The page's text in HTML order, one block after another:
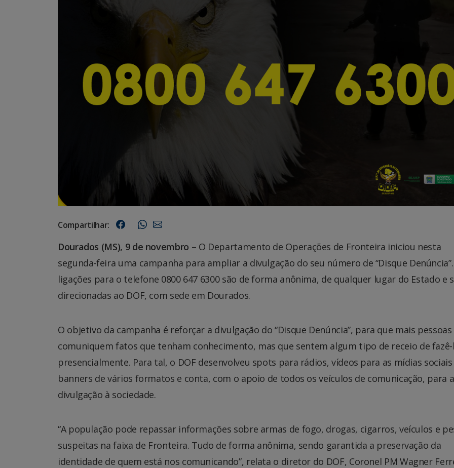
Compartilhar:
Dourados (MS), 9 de novembro – O Departamento de Operações de Fronteira iniciou nesta
segunda-feira uma campanha para ampliar a divulgação do seu número de “Disque
ligações para o telefone 0800 647 6300 são de forma anônima, de qualquer lugar do Estado e
direcionadas ao DOF, com sede em Dourados.
O objetivo da campanha é reforçar a divulgação do “Disque Denúncia”, para que mais pessoas
comuniquem fatos que tenham conhecimento, mas que sentem algum tipo de receio de
presencialmente. Para tal, o DOF desenvolveu spots para rádios, vídeos para as mídias sociais
banners de vários formatos e conta, com o apoio de todos os veículos de comunicação, para
divulgação à sociedade.
“A população pode repassar informações sobre armas de fogo, drogas, cigarros, veículos e
suspeitas na faixa de Fronteira. Tudo de forma anônima, sendo garantida a preservação da
identidade de quem está nos comunicando”, relata o diretor do DOF, Coronel PM Wagner